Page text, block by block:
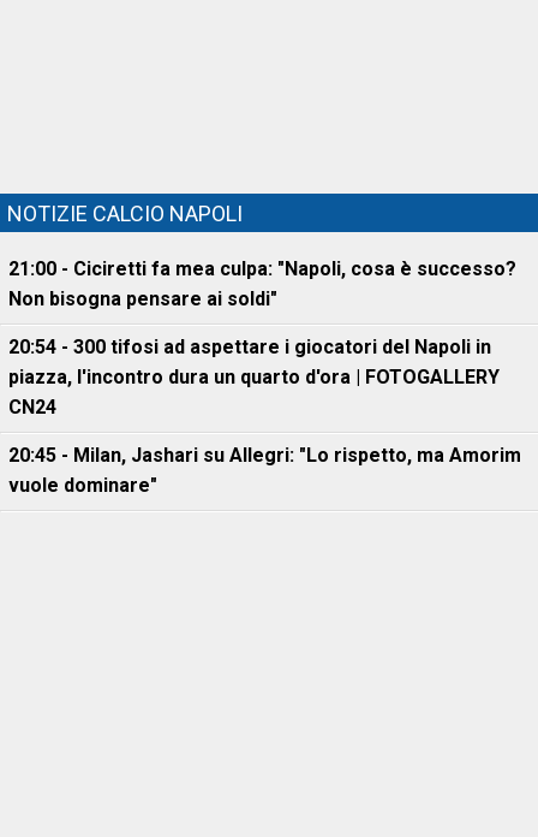
NOTIZIE CALCIO NAPOLI
21:00 - Ciciretti fa mea culpa: "Napoli, cosa è successo?
Non bisogna pensare ai soldi"
20:54 - 300 tifosi ad aspettare i giocatori del Napoli in
piazza, l'incontro dura un quarto d'ora | FOTOGALLERY
CN24
20:45 - Milan, Jashari su Allegri: "Lo rispetto, ma Amorim
vuole dominare"